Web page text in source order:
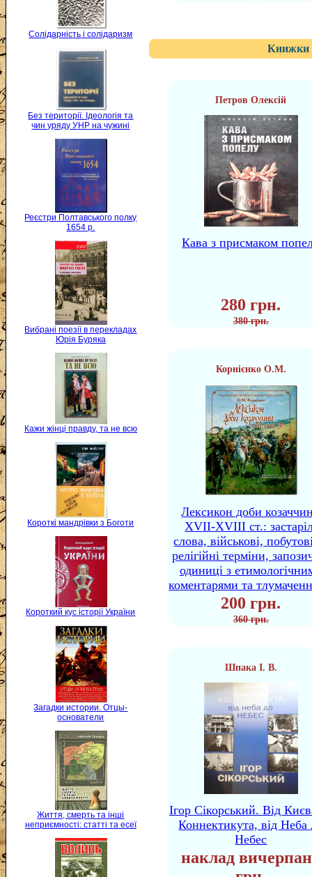
Солідарність і солідаризм
Без території. Ідеологія та
чин уряду УНР на чужині
Реєстри Полтавського полку
1654 р.
Вибрані поезії в перекладах
Юрія Буряка
Кажи жінці правду, та не всю
Короткі мандрівки з Боготи
Короткий кус історії України
Загадки истории. Отцы-
основатели
Життя, смерть та інші
неприємності: статті та есеї
Книжки
Петров Олексій
Кава з присмаком
280 грн.
380 грн.
Корнієнко О.М.
Лексикон доби
XVII-XVIII ст.:
слова, військові,
релігійні терміни,
одиниці з
коментарями та
200 грн.
360 грн.
Шпака І. В.
Ігор Сікорський. Від
Коннектикута, від Неба
Небес
наклад